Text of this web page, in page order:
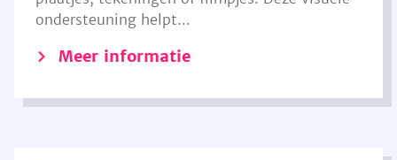
ondersteuning helpt...
Meer informatie